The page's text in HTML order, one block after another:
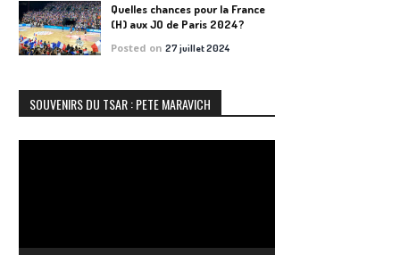
Quelles chances pour la France
(H) aux JO de Paris 2024?
Posted on27 juillet 2024
SOUVENIRS DU TSAR : PETE MARAVICH